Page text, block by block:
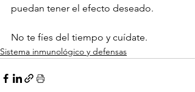
puedan tener el efecto deseado.
No te fíes del tiempo y cuídate.
Sistema inmunológico y defensas